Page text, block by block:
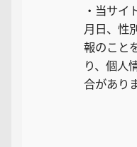
・当サイ
月日、性
報のこと
り、個人
合があり